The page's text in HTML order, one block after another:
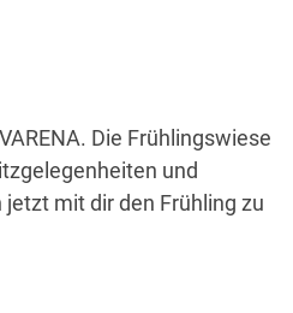
Die Frühlingswiese
und
mit dir den Frühling zu